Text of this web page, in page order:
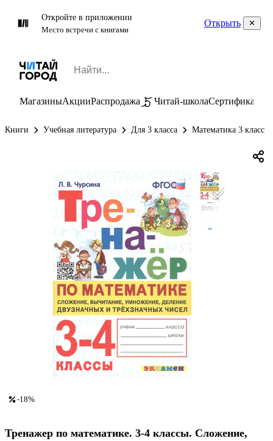
Откройте в приложении
Место встречи с книгами
Открыть
МагазиныАкцииРаспродажа Читай-школаСертификаты
Книги Учебная литература Для 3 класса Математика 3 класс
-18%
Тренажер по математике. 3-4 классы. Сложение,